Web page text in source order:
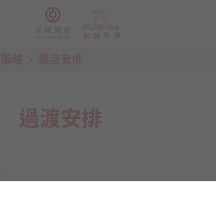
過渡安排